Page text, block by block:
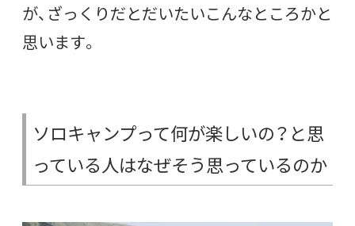
が、ざっくりだとだいたいこんなところかと
思います。
ソロキャンプって何が楽しいの？と思
っている人はなぜそう思っているのか